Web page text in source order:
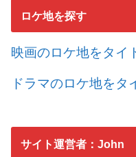
ロケ地を探す
映画のロケ地をタイ
ドラマのロケ地をタ
サイト運営者：John